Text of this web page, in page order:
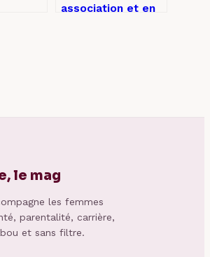
association et en
le mag
les femmes
parentalité, carrière,
et sans filtre.